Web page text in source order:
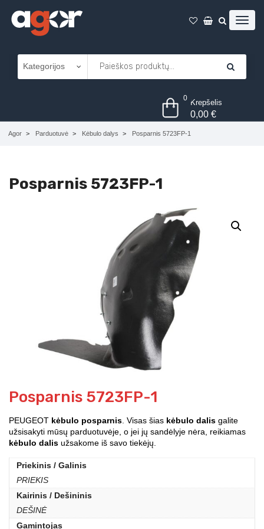
0 Krepšelis
0,00€
Agor Parduotuvė Kėbulo dalys Posparnis 5723FP-1
Posparnis 5723FP-1
Posparnis 5723FP-1
PEUGEOT kėbulo posparnis . Visas šias kėbulo dalis galite
užsisakyti mūsų parduotuvėje, o jei jų sandėlyje nėra, reikiamas
kėbulo dalis užsakome iš savo tiekėjų.
Priekinis / Galinis
PRIEKIS
Kairinis / Dešininis
DEŠINĖ
Gamintojas